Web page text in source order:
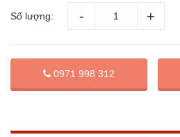
Số lượng:
0971 998 312